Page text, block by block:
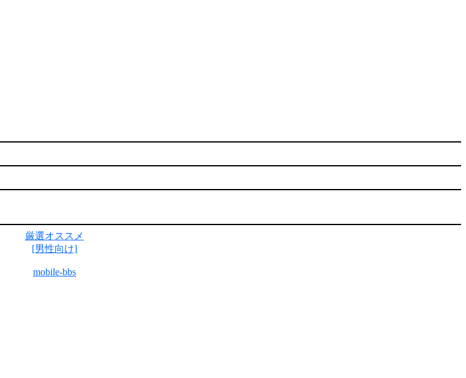
厳選オススメ
[男性向け]
mobile-bbs